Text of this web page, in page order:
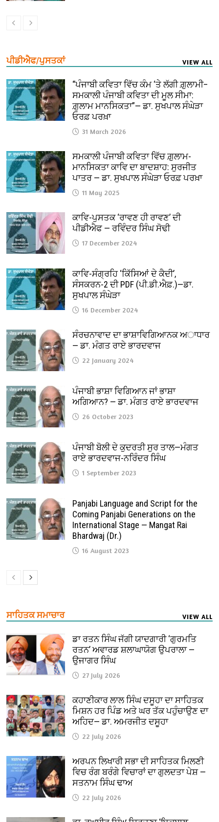
ਪੀਡੀਐਫ/ਪੁਸਤਕਾਂ VIEW ALL
“ਪੰਜਾਬੀ ਕਵਿਤਾ ਵਿੱਚ ਕੰਮ ‘ਤੇ ਲੱਗੀ ਗ਼ੁਲਾਮੀ–
ਸਮਕਾਲੀ ਪੰਜਾਬੀ ਕਵਿਤਾ ਦੀ ਮੂਲ ਸੀਮਾ:
ਗ਼ੁਲਾਮ ਮਾਨਸਿਕਤਾ”— ਡਾ. ਸੁਖਪਾਲ ਸੰਘੇੜਾ
ਓਰਫ਼ ਪਰਖ਼ਾ
31 March 2026
ਸਮਕਾਲੀ ਪੰਜਾਬੀ ਕਵਿਤਾ ਵਿੱਚ ਗ਼ੁਲਾਮ-
ਮਾਨਸਿਕਤਾ ਕਾਵਿ ਦਾ ਬਾਦਸ਼ਾਹ: ਸੁਰਜੀਤ
ਪਾਤਰ — ਡਾ. ਸੁਖਪਾਲ ਸੰਘੇੜਾ ਓਰਫ਼ ਪਰਖ਼ਾ
11 May 2025
ਕਾਵਿ-ਪੁਸਤਕ ‘ਰਾਵਣ ਹੀ ਰਾਵਣ’ ਦੀ
ਪੀਡੀਐਫ — ਰਵਿੰਦਰ ਸਿੰਘ ਸੋਢੀ
17 December 2024
ਕਾਵਿ-ਸੰਗ੍ਰਹਿ ‘ਕਿੱਸਿਆਂ ਦੇ ਕੈਦੀ’,
ਸੰਸਕਰਨ-2 ਦੀ PDF (ਪੀ.ਡੀ.ਐਫ਼.)—ਡਾ.
ਸੁਖਪਾਲ ਸੰਘੇੜਾ
16 December 2024
ਸੰਰਚਨਾਵਾਦ ਦਾ ਭਾਸ਼ਾਵਿਗਿਆਨਕ ਅਾਧਾਰ
— ਡਾ. ਮੰਗਤ ਰਾਏ ਭਾਰਦਵਾਜ
22 January 2024
ਪੰਜਾਬੀ ਭਾਸ਼ਾ ਵਿਗਿਆਨ ਜਾਂ ਭਾਸ਼ਾ
ਅਗਿਆਨ? — ਡਾ. ਮੰਗਤ ਰਾਏ ਭਾਰਦਵਾਜ
26 October 2023
ਪੰਜਾਬੀ ਬੋਲੀ ਦੇ ਕੁਦਰਤੀ ਸੁਰ ਤਾਲ—ਮੰਗਤ
ਰਾਏ ਭਾਰਦਵਾਜ-ਨਰਿੰਦਰ ਸਿੰਘ
1 September 2023
Panjabi Language and Script for the
Coming Panjabi Generations on the
International Stage — Mangat Rai
Bhardwaj (Dr.)
16 August 2023
ਸਾਹਿਤਕ ਸਮਾਚਾਰ VIEW ALL
ਡਾ ਰਤਨ ਸਿੰਘ ਜੱਗੀ ਯਾਦਗਾਰੀ ‘ਗੁਰਮਤਿ
ਰਤਨ’ ਅਵਾਰਡ ਸ਼ਲਾਘਾਯੋਗ ਉਪਰਾਲਾ —
ਉਜਾਗਰ ਸਿੰਘ
27 July 2026
ਕਹਾਣੀਕਾਰ ਲਾਲ ਸਿੰਘ ਦਸੂਹਾ ਦਾ ਸਾਹਿਤਕ
ਮਿਸ਼ਨ ਹਰ ਪਿੰਡ ਅਤੇ ਘਰ ਤੱਕ ਪਹੁੰਚਾਉਣ ਦਾ
ਅਹਿਦ— ਡਾ. ਅਮਰਜੀਤ ਦਸੂਹਾ
22 July 2026
ਅਰਪਨ ਲਿਖਾਰੀ ਸਭਾ ਦੀ ਸਾਹਿਤਕ ਮਿਲਣੀ
ਵਿਚ ਰੰਗ ਬਰੰਗੇ ਵਿਚਾਰਾਂ ਦਾ ਗੁਲਦਤਾ ਪੇਸ਼ —
ਸਤਨਾਮ ਸਿੰਘ ਢਾਅ
22 July 2026